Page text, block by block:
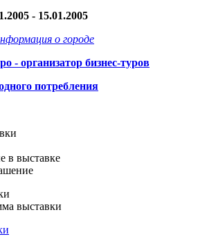
- 15.01.2005
о городе
- организатор бизнес-туров
потребления
в выставке
выставки